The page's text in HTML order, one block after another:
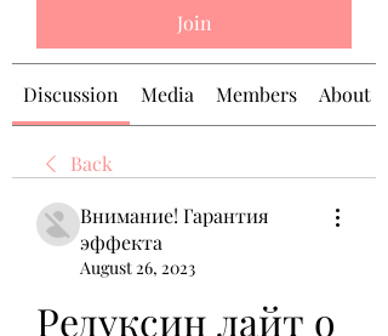
Join
Discussion Media Members About
Back
Внимание! Гарантия
эффекта
August 26, 2023
Редуксин лайт о